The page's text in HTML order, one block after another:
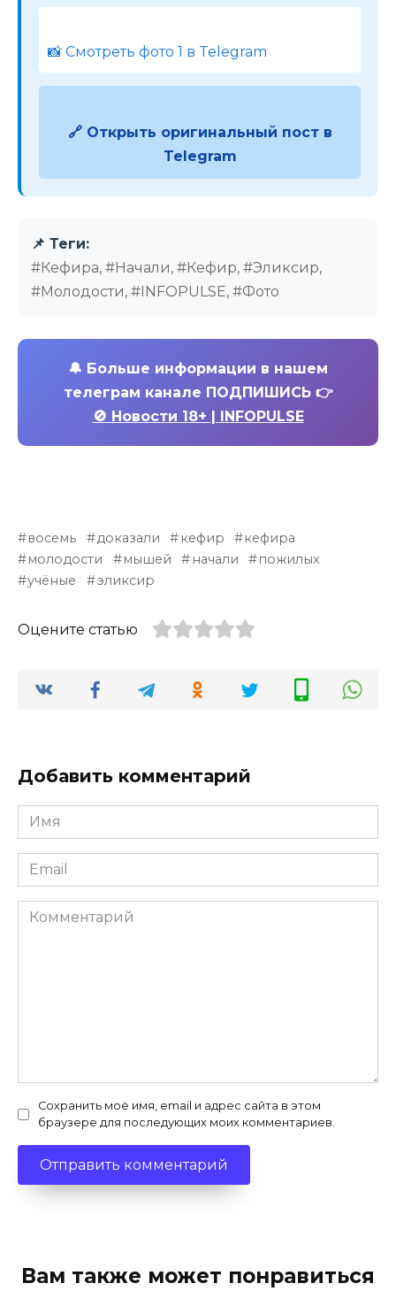
📸 Смотреть фото 1 в Telegram
🔗 Открыть оригинальный пост в
Telegram
📌 Теги:
#Кефира, #Начали, #Кефир, #Эликсир,
#Молодости, #INFOPULSE, #Фото
🔔 Больше информации в нашем
телеграм канале ПОДПИШИСЬ 👉
🚫 Новости 18+ | INFOPULSE
восемь доказали кефир
кефира
молодости
мышей начали
пожилых
учёные
эликсир
Оцените статью
Добавить комментарий
Имя
*
Email
*
Комментарий
Сохранить моё имя, email и адрес сайта в этом
браузере для последующих моих комментариев.
Вам также может понравиться